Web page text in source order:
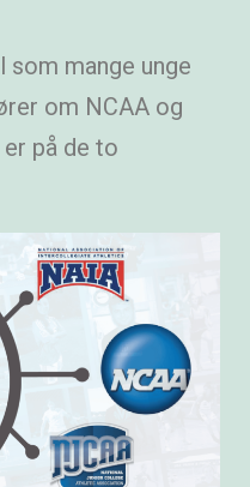
mange unge
om NCAA og
på de to